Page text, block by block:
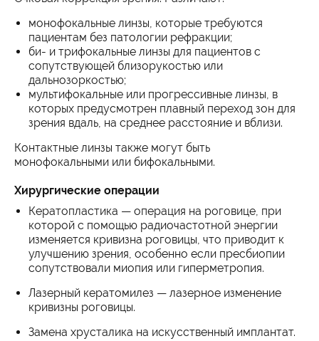
монофокальные линзы, которые требуются
пациентам без патологии рефракции;
би- и трифокальные линзы для пациентов с
сопутствующей близорукостью или
дальнозоркостью;
мультифокальные или прогрессивные линзы, в
которых предусмотрен плавный переход зон для
зрения вдаль, на среднее расстояние и вблизи.
Контактные линзы также могут быть
монофокальными или бифокальными.
Хирургические операции
Кератопластика — операция на роговице, при
которой с помощью радиочастотной энергии
изменяется кривизна роговицы, что приводит к
улучшению зрения, особенно если пресбиопии
сопутствовали миопия или гиперметропия.
Лазерный кератомилез — лазерное изменение
кривизны роговицы.
Замена хрусталика на искусственный имплантат.